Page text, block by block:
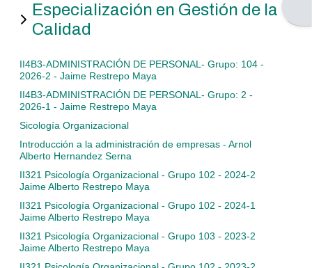
cursos
Especialización en Gestión de la
Calidad
II4B3-ADMINISTRACIÓN DE PERSONAL- Grupo: 104 -
2026-2 - Jaime Restrepo Maya
II4B3-ADMINISTRACIÓN DE PERSONAL- Grupo: 2 -
2026-1 - Jaime Restrepo Maya
Sicología Organizacional
Introducción a la administración de empresas - Arnol
Alberto Hernandez Serna
II321 Psicología Organizacional - Grupo 102 - 2024-2
Jaime Alberto Restrepo Maya
II321 Psicología Organizacional - Grupo 102 - 2024-1
Jaime Alberto Restrepo Maya
II321 Psicología Organizacional - Grupo 103 - 2023-2
Jaime Alberto Restrepo Maya